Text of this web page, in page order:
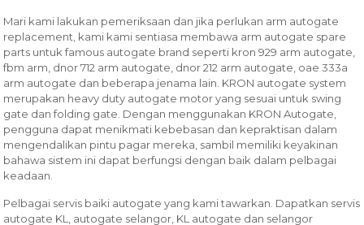
Mari kami lakukan pemeriksaan dan jika perlukan arm autogate
replacement, kami kami sentiasa membawa arm autogate spare
parts untuk famous autogate brand seperti kron 929 arm autogate,
fbm arm, dnor 712 arm autogate, dnor 212 arm autogate, oae 333a
arm autogate dan beberapa jenama lain. KRON autogate system
merupakan heavy duty autogate motor yang sesuai untuk swing
gate dan folding gate. Dengan menggunakan KRON Autogate,
pengguna dapat menikmati kebebasan dan kepraktisan dalam
mengendalikan pintu pagar mereka, sambil memiliki keyakinan
bahawa sistem ini dapat berfungsi dengan baik dalam pelbagai
keadaan.
Pelbagai servis baiki autogate yang kami tawarkan. Dapatkan servis
autogate KL, autogate selangor, KL autogate dan selangor